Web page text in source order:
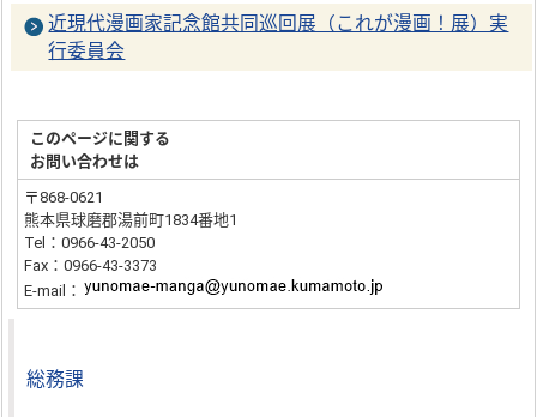
近現代漫画家記念館共同巡回展（これが漫画！展）実
行委員会
このページに関する
お問い合わせは
〒868-0621
熊本県球磨郡湯前町1834番地1
Tel：0966-43-2050
Fax：0966-43-3373
E-mail：
総務課